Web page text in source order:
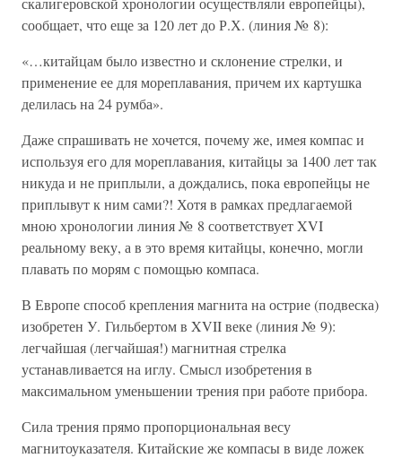
сообщает, что еще за 120 лет до Р.Х. (линия № 8):
«…китайцам было известно и склонение стрелки, и
применение ее для мореплавания, причем их картушка
делилась на 24 румба».
Даже спрашивать не хочется, почему же, имея компас и
используя его для мореплавания, китайцы за 1400 лет так
никуда и не приплыли, а дождались, пока европейцы не
приплывут к ним сами?! Хотя в рамках предлагаемой
мною хронологии линия № 8 соответствует XVI
реальному веку, а в это время китайцы, конечно, могли
плавать по морям с помощью компаса.
В Европе способ крепления магнита на острие (подвеска)
изобретен У. Гильбертом в XVII веке (линия № 9):
легчайшая (легчайшая!) магнитная стрелка
устанавливается на иглу. Смысл изобретения в
максимальном уменьшении трения при работе прибора.
Сила трения прямо пропорциональная весу
магнитоуказателя. Китайские же компасы в виде ложек